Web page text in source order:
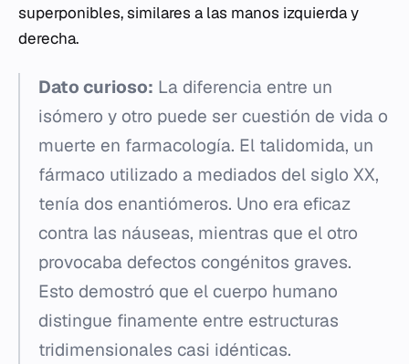
superponibles, similares a las manos izquierda y
derecha.
Dato curioso: La diferencia entre un
isómero y otro puede ser cuestión de vida o
muerte en farmacología. El talidomida, un
fármaco utilizado a mediados del siglo XX,
tenía dos enantiómeros. Uno era eficaz
contra las náuseas, mientras que el otro
provocaba defectos congénitos graves.
Esto demostró que el cuerpo humano
distingue finamente entre estructuras
tridimensionales casi idénticas.